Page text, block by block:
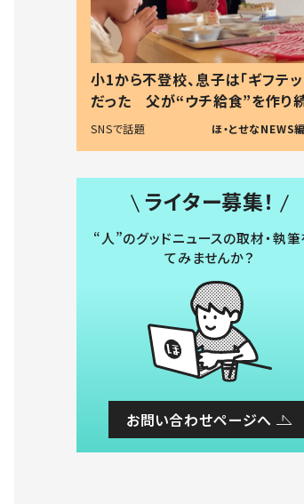
小1から不登校、息子は「ギフテッ
だった 父が“ウチ給食”を作り
る理由とは #令和の親 #令和の
SNSで話題 ほ・とせなNEWS
ライター募集！
“人”のグッドニュースの取材・執筆
てみませんか？
お問い合わせページへ